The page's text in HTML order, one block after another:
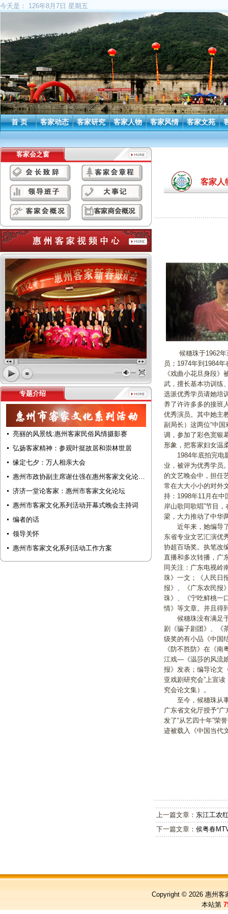
今天是： 126年8月7日 星期五
首 页 客家动态 客家研究 客家人物 客家风情 客家文苑
客家会之窗
专题介绍
亮丽的风景线:惠州客家民俗风情摄影赛
弘扬客家精神：参观叶挺故居和崇林世居
缘定七夕：万人相亲大会
惠州市政协副主席谢仕强在惠州客家文化论…
济济一堂论客家：惠州市客家文化论坛
惠州市客家文化系列活动开幕式晚会主持词
编者的话
领导关怀
惠州市客家文化系列活动工作方案
客家人
候穗珠于1962年至
员；1974年到1984
《戏曲小花旦身段
武，擅长基本功训练
选派优秀学员请她培
养了许许多多的接班
优秀演员。其中她主
副局长）这两位“中
调，参加了彩色宽银
形象，把客家妇女温
1984年底拍完电影
业，被评为优秀学员
的文艺晚会中，担任
常在大大小小的对外
持：1998年11月在中
岸山歌同歌唱”节目
梁，大力推动了中华
近年来，她编导了
东省专业文艺汇演优
协超百场奖。执笔改
直播和多次转播，广
同关注：广东电视岭
珠》一文；《人民日
报》、《广东农民报
珠》、《宁吃鲜桃一
情》等文章。并且得
候穗珠没有满足于
剧《骗子剧团》、《
级奖的有小品《中国
《防不胜防》在《
江戏—《温莎的风流
报》发表；编导论文
亚戏剧研究会”上宣
究会论文集）。
至今，候穗珠从事
广东省文化厅授予“
发了“从艺四十年”荣
迹被载入《中国当代
上一篇文章： 东江工农
下一篇文章：侯粤春
Copyright © 2026 惠州客
本站第